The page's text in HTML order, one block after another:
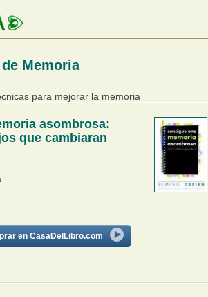
Memoria
para mejorar la memoria
asombrosa:
que cambiaran
en CasaDelLibro.com